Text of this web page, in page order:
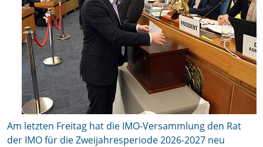
Am letzten Freitag hat die IMO-Versammlung den Rat
der IMO für die Zweijahresperiode 2026-2027 neu